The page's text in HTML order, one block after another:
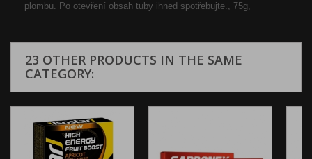
plombu. Po otevření obsah tuby ihned spotřebujte., 75g,
23 OTHER PRODUCTS IN THE SAME
CATEGORY: